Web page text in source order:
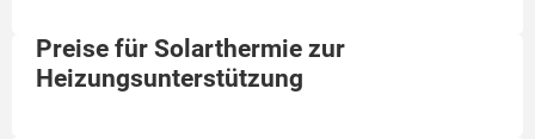
Preise für Solarthermie zur
Heizungsunterstützung